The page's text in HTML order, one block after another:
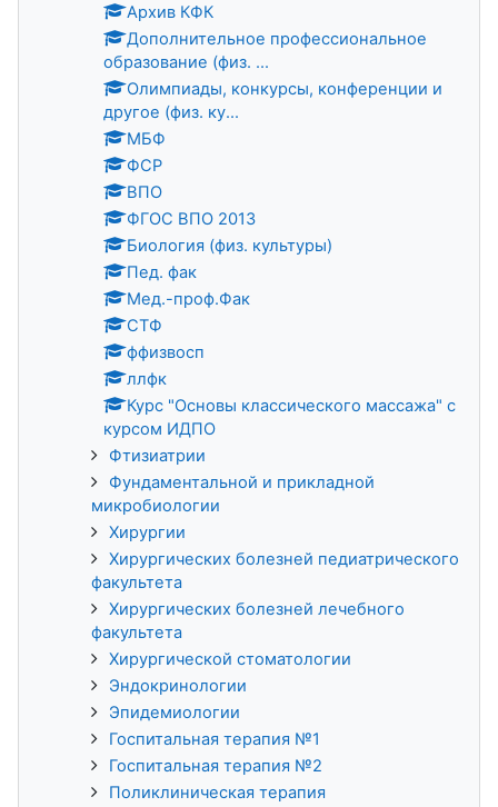
Архив КФК
Дополнительное профессиональное
образование (физ. ...
Олимпиады, конкурсы, конференции и
другое (физ. ку...
МБФ
ФСР
ВПО
ФГОС ВПО 2013
Биология (физ. культуры)
Пед. фак
Мед.-проф.Фак
СТФ
ффизвосп
ллфк
Курс "Основы классического массажа" с
курсом ИДПО
Фтизиатрии
Фундаментальной и прикладной
микробиологии
Хирургии
Хирургических болезней педиатрического
факультета
Хирургических болезней лечебного
факультета
Хирургической стоматологии
Эндокринологии
Эпидемиологии
Госпитальная терапия №1
Госпитальная терапия №2
Поликлиническая терапия